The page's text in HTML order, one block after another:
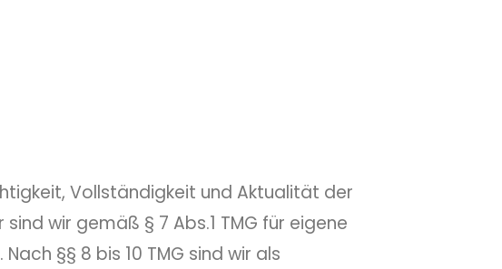
Vollständigkeit und Aktualität der
wir gemäß § 7 Abs.1 TMG für eigene
§§ 8 bis 10 TMG sind wir als